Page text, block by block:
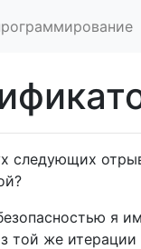
следующих
я
той же